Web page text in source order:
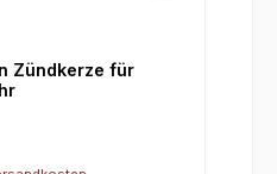
Zündkerze für